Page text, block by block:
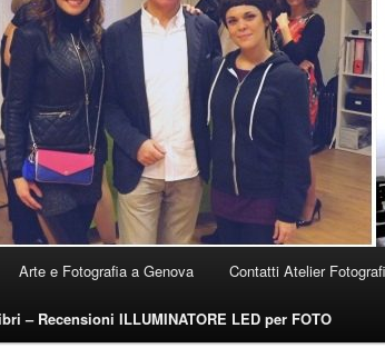
Arte e Fotografia a Genova Contatti Atelier
– Recensioni ILLUMINATORE LED per FOTO